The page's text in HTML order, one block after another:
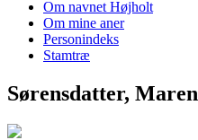
Om navnet Højholt
Om mine aner
Personindeks
Stamtræ
Sørensdatter, Maren